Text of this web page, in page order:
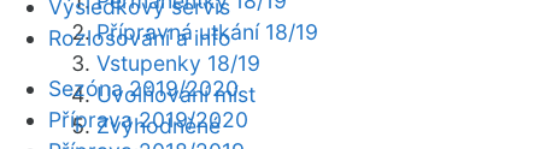
Přípravná utkání 18/19
Vstupenky 18/19
Uvolňování míst
Zvýhodněné
Výsledkový servis
Rozlosování a info
Sezóna 2019/2020
Příprava 2019/2020